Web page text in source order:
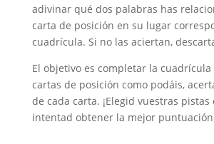
adivinar qué dos palabras has
carta de posición en su lugar
cuadrícula. Si no las aciertan,
El objetivo es completar la cuadrícula
cartas de posición como podáis,
de cada carta. ¡Elegid vuestras
intentad obtener la mejor